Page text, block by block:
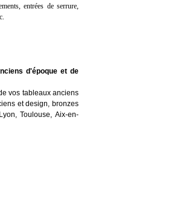
entrées de serrure,
d'époque et de
vos tableaux anciens
et design, bronzes
Toulouse, Aix-en-